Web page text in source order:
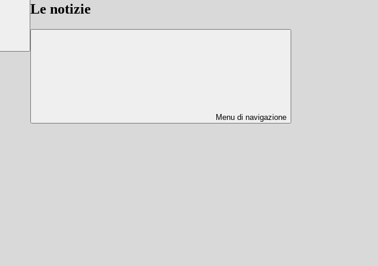
Le notizie
Menu di navigazione